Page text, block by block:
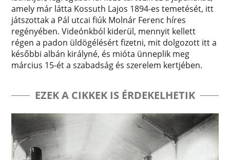
amely már látta Kossuth Lajos 1894-es temetését, itt
játszottak a Pál utcai fiúk Molnár Ferenc híres
regényében. Videónkból kiderül, mennyit kellett
régen a padon üldögélésért fizetni, mit dolgozott itt a
későbbi albán királyné, és mióta ünneplik meg
március 15-ét a szabadság és szerelem kertjében.
EZEK A CIKKEK IS ÉRDEKELHETIK